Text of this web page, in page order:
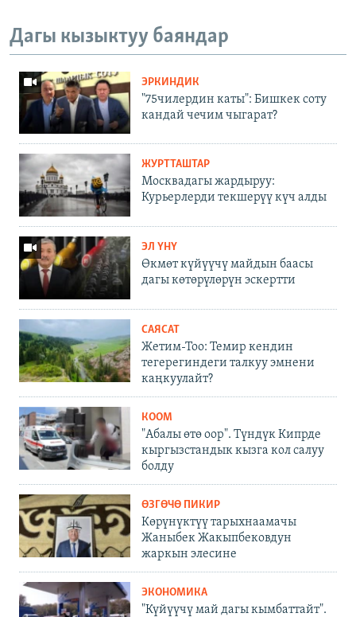
Дагы кызыктуу баяндар
ЭРКИНДИК
"75чилердин каты": Бишкек соту
кандай чечим чыгарат?
ЖУРТТАШТАР
Москвадагы жардыруу:
Курьерлерди текшерүү күч алды
ЭЛ ҮНҮ
Өкмөт күйүүчү майдын баасы
дагы көтөрүлөрүн эскертти
САЯСАТ
Жетим-Тоо: Темир кендин
тегерегиндеги талкуу эмнени
каңкуулайт?
КООМ
"Абалы өтө оор". Түндүк Кипрде
кыргызстандык кызга кол салуу
болду
ӨЗГӨЧӨ ПИКИР
Көрүнүктүү тарыхнаамачы
Жаныбек Жакыпбековдун
жаркын элесине
ЭКОНОМИКА
"Күйүүчү май дагы кымбаттайт".